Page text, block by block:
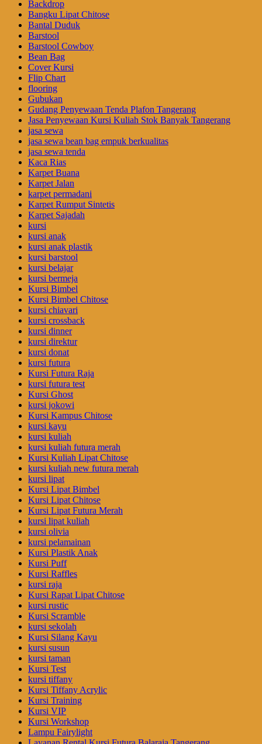
Backdrop
Bangku Lipat Chitose
Bantal Duduk
Barstool
Barstool Cowboy
Bean Bag
Cover Kursi
Flip Chart
flooring
Gubukan
Gudang Penyewaan Tenda Plafon Tangerang
Jasa Penyewaan Kursi Kuliah Stok Banyak Tangerang
jasa sewa
jasa sewa bean bag empuk berkualitas
jasa sewa tenda
Kaca Rias
Karpet Buana
Karpet Jalan
karpet permadani
Karpet Rumput Sintetis
Karpet Sajadah
kursi
kursi anak
kursi anak plastik
kursi barstool
kursi belajar
kursi bermeja
Kursi Bimbel
Kursi Bimbel Chitose
kursi chiavari
kursi crossback
kursi dinner
kursi direktur
kursi donat
kursi futura
Kursi Futura Raja
kursi futura test
Kursi Ghost
kursi jokowi
Kursi Kampus Chitose
kursi kayu
kursi kuliah
kursi kuliah futura merah
Kursi Kuliah Lipat Chitose
kursi kuliah new futura merah
kursi lipat
Kursi Lipat Bimbel
Kursi Lipat Chitose
Kursi Lipat Futura Merah
kursi lipat kuliah
kursi olivia
kursi pelamainan
Kursi Plastik Anak
Kursi Puff
Kursi Raffles
kursi raja
Kursi Rapat Lipat Chitose
kursi rustic
Kursi Scramble
kursi sekolah
Kursi Silang Kayu
kursi susun
kursi taman
Kursi Test
kursi tiffany
Kursi Tiffany Acrylic
Kursi Training
Kursi VIP
Kursi Workshop
Lampu Fairylight